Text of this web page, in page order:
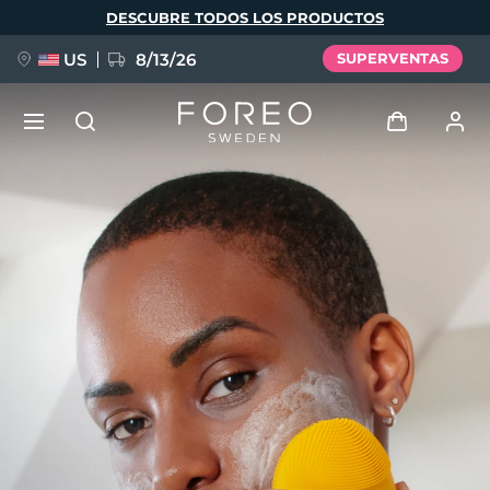
DESCUBRE TODOS LOS PRODUCTOS
US 8/13/26 SUPERVENTAS
Iniciar sesión
Perfil de usuario
Mis dispositivos
Mis pedidos
Mis direcciones
Mis suscripciones
NUEVO
FAQ™ Pure Beauty-Tech Elixir
BREAKING NEWS
issa™ Teeth Whitening Set
Idioma
English Deutsch
Español
Français
Italiano
Português
Svenska
Русский
Türkçe
简体中文 繁體中文